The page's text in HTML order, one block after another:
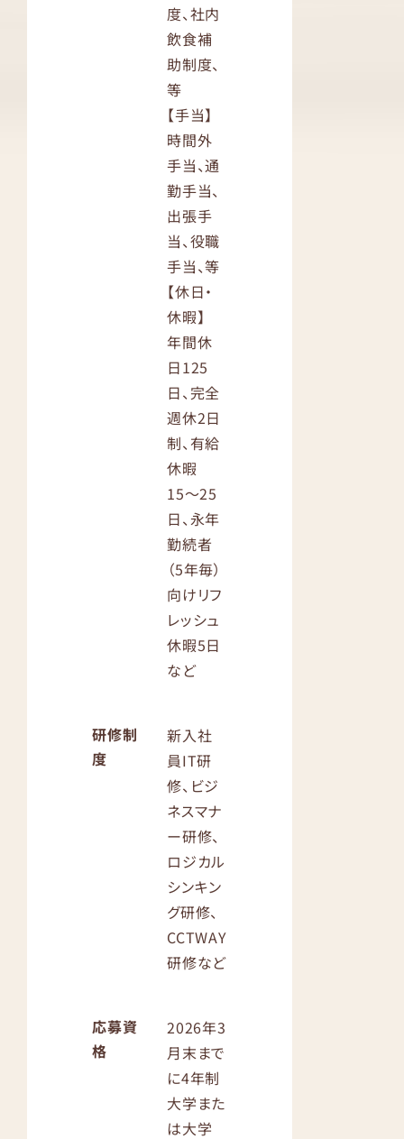
度、社内
飲食補
助制度、
等
【手当】
時間外
手当、通
勤手当、
出張手
当、役職
手当、等
【休日・
休暇】
年間休
日125
日、完全
週休2日
制、有給
休暇
15〜25
日、永年
勤続者
（5年毎）
向けリフ
レッシュ
休暇5日
など
研修制
度
新入社
員IT研
修、ビジ
ネスマナ
ー研修、
ロジカル
シンキン
グ研修、
CCTWAY
研修など
応募資
格
2026年3
月末まで
に4年制
大学また
は大学